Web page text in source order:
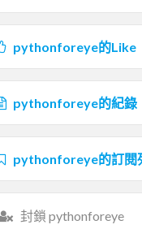
pythonforeye的Like
pythonforeye的紀錄
pythonforeye的訂閱
封鎖 pythonforeye